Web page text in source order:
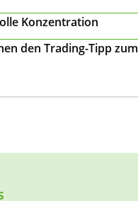
Konzentration
den Trading-Tipp zum